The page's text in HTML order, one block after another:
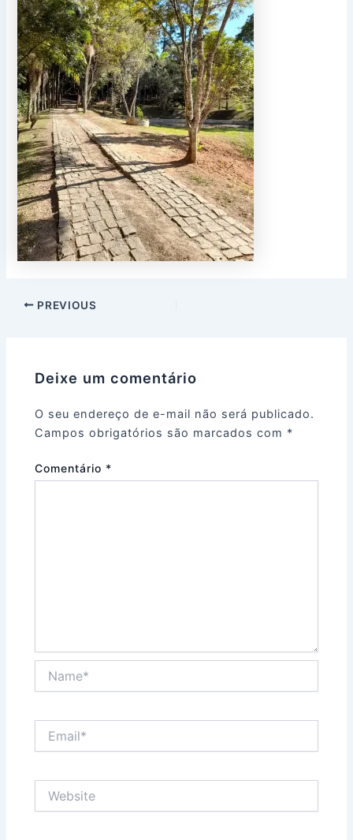
PREVIOUS
Deixe um comentário
O seu endereço de e-mail não será publicado.
Campos obrigatórios são marcados com *
Comentário *